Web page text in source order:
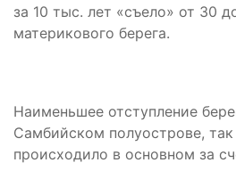
за 10 тыс. лет «съело» от 30
материкового берега.
Наименьшее отступление
Самбийском полуострове, так
происходило в основном за